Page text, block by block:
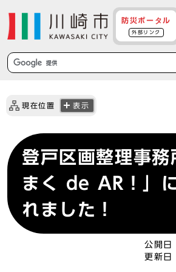
防災ポータル
外部リンク
現在位置 表示
登戸区画整理事務
まく de AR！」
れました！
公開日
更新日